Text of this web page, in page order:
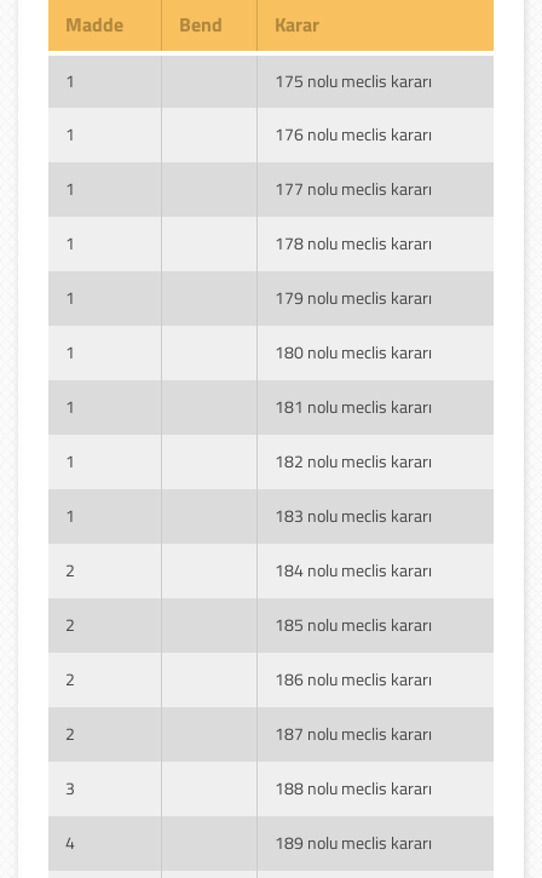
Madde
Bend Karar
1 175 nolu meclis kararı
1 176 nolu meclis kararı
1 177 nolu meclis kararı
1 178 nolu meclis kararı
1 179 nolu meclis kararı
1 180 nolu meclis kararı
1 181 nolu meclis kararı
1 182 nolu meclis kararı
1 183 nolu meclis kararı
2 184 nolu meclis kararı
2 185 nolu meclis kararı
2 186 nolu meclis kararı
2 187 nolu meclis kararı
3 188 nolu meclis kararı
4 189 nolu meclis kararı